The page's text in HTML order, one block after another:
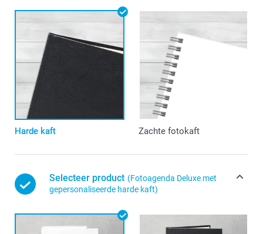
Harde kaft Zachte fotokaft
Selecteer product (Fotoagenda Deluxe met
gepersonaliseerde harde kaft)